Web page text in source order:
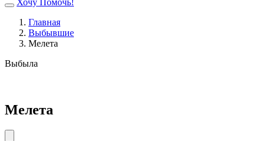
Хочу Помочь!
Главная
Выбывшие
Мелета
Выбыла
Мелета